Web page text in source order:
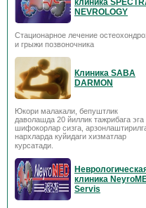
клиника
NEVROLOGY
Стационарное лечение
и грыжи позвоночника
Клиника SABA
DARMON
Юкори малакали, бепуштлик
даволашда 20 йиллик тажрибага эга
шифокорлар сизга,
нархларда куйидаги хизматлар
курсатади.
клиника
Servis